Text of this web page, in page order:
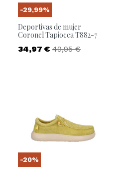
Deportivas de mujer
Coronel Tapiocca T882-7
Precio
34,97 € Precio base
49,95 €
-29,99%
-20%